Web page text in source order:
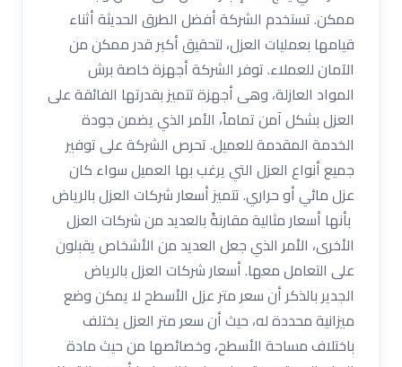
ممكن. تستخدم الشركة أفضل الطرق الحديثة أثناء
قيامها بعمليات العزل، لتحقيق أكبر قدر ممكن من
الآمان للعملاء. توفر الشركة أجهزة خاصة برش
المواد العازلة، وهى أجهزة تتميز بقدرتها الفائقة على
العزل بشكل آمن تماماً، الأمر الذي يضمن جودة
الخدمة المقدمة للعميل. تحرص الشركة على توفير
جميع أنواع العزل التي يرغب بها العميل سواء كان
عزل مائي أو حراري. تتميز أسعار شركات العزل بالرياض
بأنها أسعار مثالية مقارنةً بالعديد من شركات العزل
الأخرى، الأمر الذي جعل العديد من الأشخاص يقبلون
على التعامل معها. أسعار شركات العزل بالرياض
الجدير بالذكر أن سعر متر عزل الأسطح لا يمكن وضع
ميزانية محددة له، حيث أن سعر متر العزل يختلف
باختلاف مساحة الأسطح، وخصائصها من حيث مادة